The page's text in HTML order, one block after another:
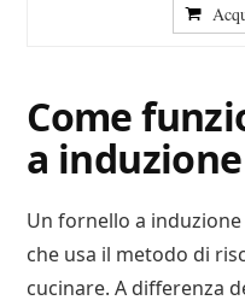
Come
a induzione
Un fornello a
che usa il metodo di
cucinare. A differenza